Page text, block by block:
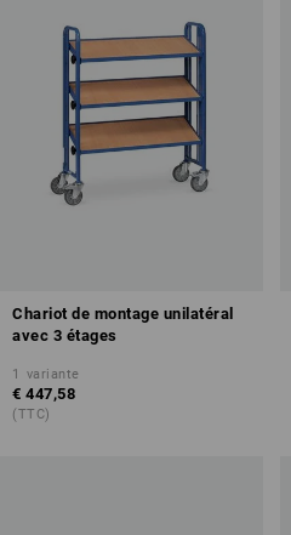
Chariot de montage unilatéral
avec 3 étages
1 variante
€ 447,58
(TTC)